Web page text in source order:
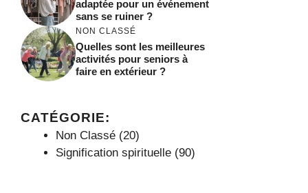
adaptée pour un événement
sans se ruiner ?
NON CLASSÉ
Quelles sont les meilleures
activités pour seniors à
faire en extérieur ?
CATÉGORIE:
Non Classé (20)
Signification spirituelle (90)